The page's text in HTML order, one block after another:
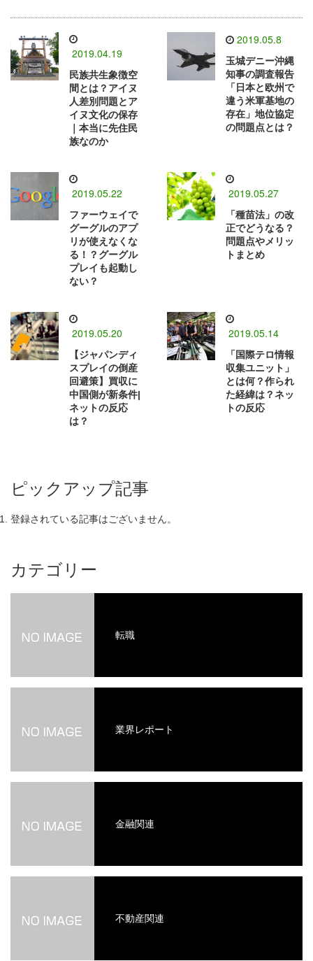
2019.04.19
民族共生象徴空
間とは？アイヌ
人差別問題とア
イヌ文化の保存
｜本当に先住民
族なのか
2019.05.8
玉城デニー沖縄
知事の調査報告
「日本と欧州で
違う米軍基地の
存在」地位協定
の問題点とは？
2019.05.22
ファーウェイで
グーグルのアプ
リが使えなくな
る！？グーグル
プレイも起動し
ない？
2019.05.27
「種苗法」の改
正でどうなる？
問題点やメリッ
トまとめ
2019.05.20
【ジャパンディ
スプレイの倒産
回避策】買収に
中国側が新条件|
ネットの反応
は？
2019.05.14
「国際テロ情報
収集ユニット」
とは何？作られ
た経緯は？ネッ
トの反応
ピックアップ記事
登録されている記事はございません。
カテゴリー
転職
業界レポート
金融関連
不動産関連